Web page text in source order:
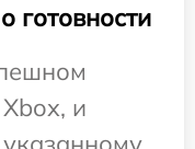
готовности
и